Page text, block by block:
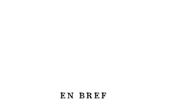
EN BREF